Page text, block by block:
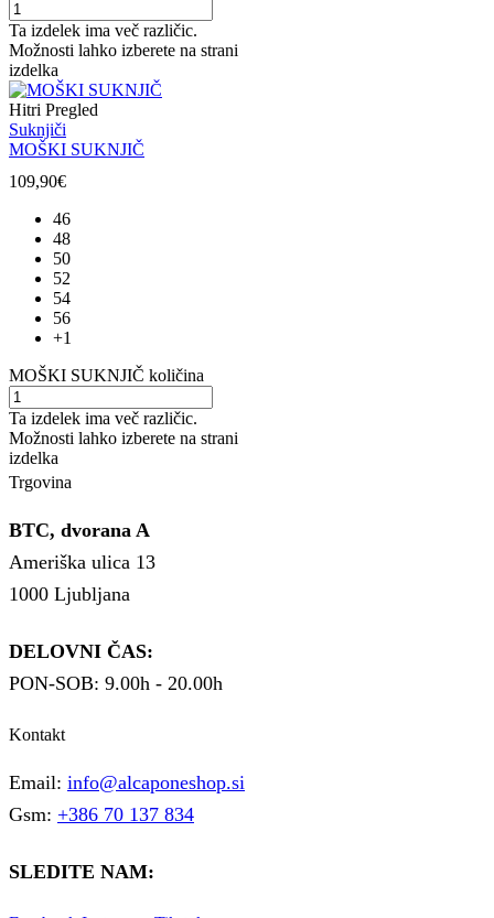
Ta izdelek ima več različic.
Možnosti lahko izberete na strani
izdelka
Hitri Pregled
Suknjiči
MOŠKI SUKNJIČ
109,90€
46
48
50
52
54
56
+1
MOŠKI SUKNJIČ količina
Ta izdelek ima več različic.
Možnosti lahko izberete na strani
izdelka
Trgovina
BTC, dvorana A
Ameriška ulica 13
1000 Ljubljana
DELOVNI ČAS:
PON-SOB: 9.00h - 20.00h
Kontakt
Email: info@alcaponeshop.si
Gsm: +386 70 137 834
SLEDITE NAM: